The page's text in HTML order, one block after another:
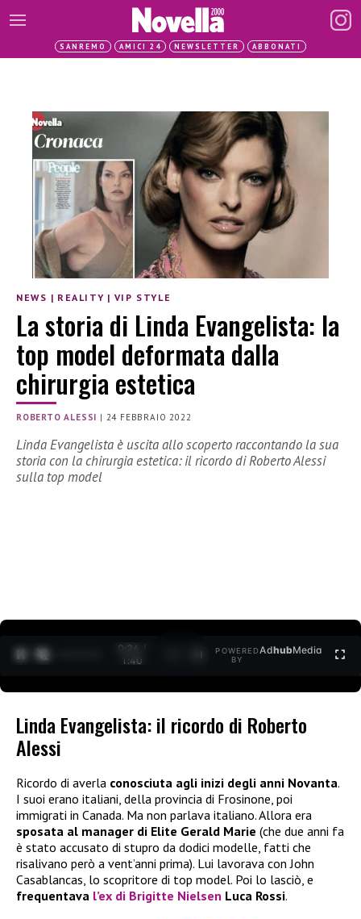
SANREMO AMICI 24 NEWSLETTER ABBONATI
NEWS | REALITY | VIP STYLE
La storia di Linda Evangelista: la
top model deformata dalla
chirurgia estetica
ROBERTO ALESSI | 24 FEBBRAIO 2022
Linda Evangelista è uscita allo scoperto raccontando la sua
storia con la chirurgia estetica: il ricordo di Roberto Alessi
sulla top model
0:27 /
1:40
POWERED
BY
AdhubMedia
Linda Evangelista: il ricordo di Roberto
Alessi
Ricordo di averla conosciuta agli inizi degli anni Novanta.
I suoi erano italiani, della provincia di Frosinone, poi
immigrati in Canada. Ma non parlava italiano. Allora era
sposata al manager di Elite Gerald Marie (che due anni fa
è stato accusato di stupro da dodici modelle, fatti che
risalivano però a vent’anni prima). Lui lavorava con John
Casablancas, lo scopritore di top model. Poi lo lasciò, e
frequentava l’ex di Brigitte Nielsen Luca Rossi.